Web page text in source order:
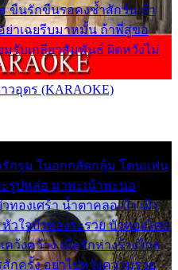
ขืนรักขืนรอคงช้ำสักวัน ถ้า
ย่าเฉยรีบมาหมั้น ถ้าพี่สู่ขอ
มรับเกลียวสัมพันธ์ ผิดหวังไม่
วอุดร (KARAOKE)
รักรุม ในอกกลัดกลุ้ม โดนแฟน
รูปหล่อ มาพะเน้าพะนอ
ทองเศร้า น้ำตาคลอเบ้า เฝ้า
ใจบัวทองระรวย บัวทองโศก
คว้งคว้าง เมื่อรักห่างร้างไกล
กครั้ง อย่าไปหวังความรวย